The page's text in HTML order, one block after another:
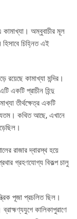
কামাখ্যা। অম্বুবাচীর মূল
হিসাবে চিহ্নিত এই
রয়েছে কামাখ্যা মন্দির।
একটি প্রাচীন হিন্দু
তীর্থক্ষেত্র একটি
কথিত আছে, এখানে
রাজার দ্বারস্থ হয়ে
গ্রহণযোগ্য বিকল্প চালু
পূজা প্রচলিত ছিল।
কালিকাপুরাণে